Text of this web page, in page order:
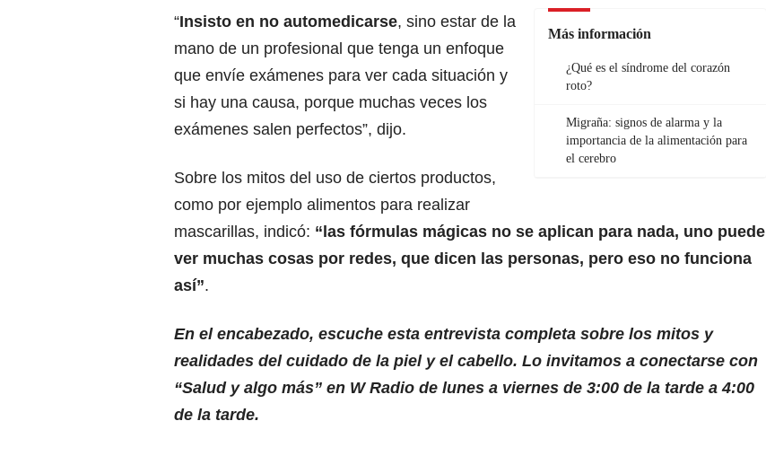
Más información
¿Qué es el síndrome del corazón
roto?
Migraña: signos de alarma y la
importancia de la alimentación para
el cerebro
“Insisto en no automedicarse, sino estar de la
mano de un profesional que tenga un enfoque
que envíe exámenes para ver cada situación y
si hay una causa, porque muchas veces los
exámenes salen perfectos”, dijo.
Sobre los mitos del uso de ciertos productos,
como por ejemplo alimentos para realizar
mascarillas, indicó: “las fórmulas mágicas no se aplican para nada, uno puede
ver muchas cosas por redes, que dicen las personas, pero eso no funciona
así”.
En el encabezado, escuche esta entrevista completa sobre los mitos y
realidades del cuidado de la piel y el cabello. Lo invitamos a conectarse con
“Salud y algo más” en W Radio de lunes a viernes de 3:00 de la tarde a 4:00
de la tarde.